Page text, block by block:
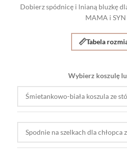
Dobierz spódnicę i lnianą bluzkę
MAMA i
Tabela
Wybierz koszulę